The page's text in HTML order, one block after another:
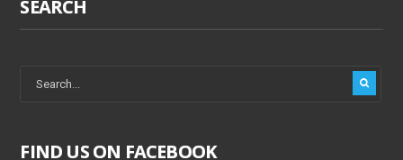
SEARCH
FIND US ON FACEBOOK